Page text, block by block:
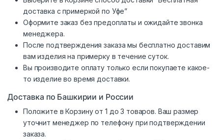
доставка с примеркой по Уфе”
Оформите заказ без предоплаты и ожидайте звонка
менеджера.
После подтверждения заказа мы бесплатно доставим
вам изделия на примерку в течение суток.
Вы производите оплату только если покупаете какое-
то изделие во время доставки.
Доставка по Башкирии и России
Положите в Корзину от 1 до 3 товаров. Ваш размер
уточнит менеджер по телефону при подтверждении
заказа.